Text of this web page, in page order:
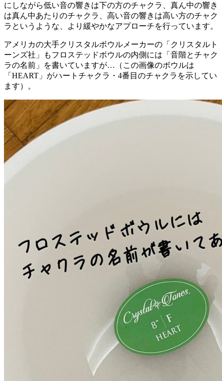
にしながら低い音の響きは下の方のチャクラ、真ん中の響き
は真ん中あたりのチャクラ、高い音の響きは高い方のチャク
ラというような、より緩やかなアプローチを行っています。
アメリカの大手クリスタルボウルメーカーの「クリスタルト
ーンズ社」もフロステッドボウルの内側には「音階とチャク
ラの名前」を書いていますが…（この画像のボウルは
「HEART」がハートチャクラ・4番目のチャクラを示してい
ます）。